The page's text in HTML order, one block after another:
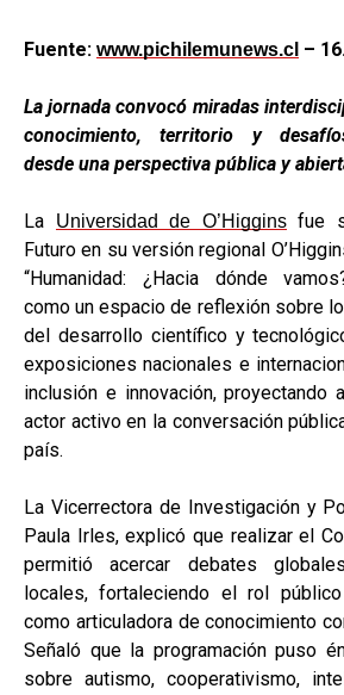
Fuente: www.pichilemunews.cl –
La jornada convocó miradas
conocimiento, territorio y
desde una perspectiva pública y
La Universidad de O’Higginsfue
Futuro en su versión regional
“Humanidad: ¿Hacia dónde
como un espacio de reflexión sobre
del desarrollo científico y
exposiciones nacionales e
inclusión e innovación, proyectando
actor activo en la conversación
país.
La Vicerrectora de Investigación y
Paula Irles, explicó que realizar el
permitió acercar debates
locales, fortaleciendo el rol
como articuladora de conocimiento
Señaló que la programación puso
sobre autismo, cooperativismo,